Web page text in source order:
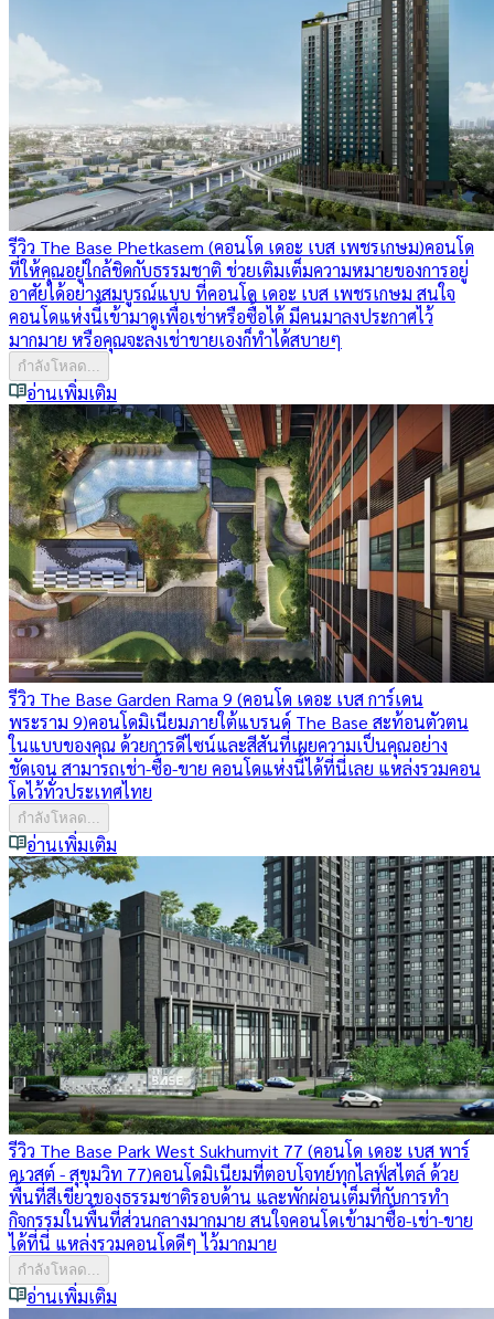
รีวิว The Base Phetkasem (คอนโด เดอะ เบส เพชรเกษม)คอนโด
ที่ให้คุณอยู่ใกล้ชิดกับธรรมชาติ ช่วยเติมเต็มความหมายของการอยู่
อาศัยได้อย่างสมบูรณ์แบบ ที่คอนโด เดอะ เบส เพชรเกษม สนใจ
คอนโดแห่งนี้เข้ามาดูเพื่อเช่าหรือซื้อได้ มีคนมาลงประกาศไว้
มากมาย หรือคุณจะลงเช่าขายเองก็ทำได้สบายๆ
กำลังโหลด...
อ่านเพิ่มเติม
รีวิว The Base Garden Rama 9 (คอนโด เดอะ เบส การ์เดน
พระราม 9)คอนโดมิเนียมภายใต้แบรนด์ The Base สะท้อนตัวตน
ในแบบของคุณ ด้วยการดีไซน์และสีสันที่เผยความเป็นคุณอย่าง
ชัดเจน สามารถเช่า-ซื้อ-ขาย คอนโดแห่งนี้ได้ที่นี่เลย แหล่งรวมคอน
โดไว้ทั่วประเทศไทย
กำลังโหลด...
อ่านเพิ่มเติม
รีวิว The Base Park West Sukhumvit 77 (คอนโด เดอะ เบส พาร์
คเวสต์ - สุขุมวิท 77)คอนโดมิเนียมที่ตอบโจทย์ทุกไลฟ์สไตล์ ด้วย
พื้นที่สีเขียวของธรรมชาติรอบด้าน และพักผ่อนเต็มที่กับการทำ
กิจกรรมในพื้นที่ส่วนกลางมากมาย สนใจคอนโดเข้ามาซื้อ-เช่า-ขาย
ได้ที่นี่ แหล่งรวมคอนโดดีๆ ไว้มากมาย
กำลังโหลด...
อ่านเพิ่มเติม